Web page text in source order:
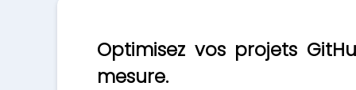
Optimisez vos projets
mesure.